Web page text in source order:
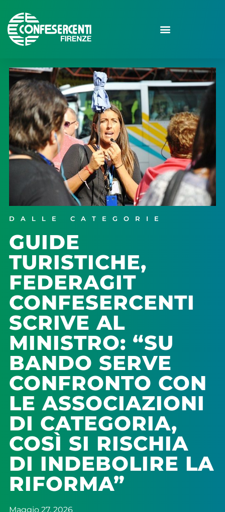
DALLE CATEGORIE
GUIDE
TURISTICHE,
FEDERAGIT
CONFESERCENTI
SCRIVE AL
MINISTRO: “SU
BANDO SERVE
CONFRONTO CON
LE ASSOCIAZIONI
DI CATEGORIA,
COSÌ SI RISCHIA
DI INDEBOLIRE LA
RIFORMA”
Maggio 27, 2026